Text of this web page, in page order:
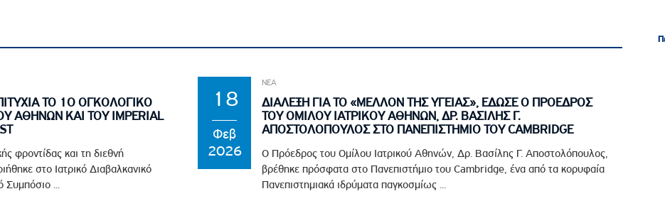
ΤΟ 1Ο ΟΓΚΟΛΟΓΙΚΟ
ΑΘΗΝΩΝ ΚΑΙ ΤΟΥ IMPERIAL
φροντίδας και τη διεθνή
στο Ιατρικό Διαβαλκανικό
Συμπόσιο ...
18
Φεβ
2026
ΝΕΑ
ΔΙΑΛΕΞΗ ΓΙΑ ΤΟ «ΜΕΛΛΟΝ ΤΗΣ ΥΓΕΙΑΣ», ΕΔΩΣΕ Ο ΠΡΟΕΔΡΟΣ
ΤΟΥ ΟΜΙΛΟΥ ΙΑΤΡΙΚΟΥ ΑΘΗΝΩΝ, ΔΡ. ΒΑΣΙΛΗΣ Γ.
ΑΠΟΣΤΟΛΟΠΟΥΛΟΣ ΣΤΟ ΠΑΝΕΠΙΣΤΗΜΙΟ ΤΟΥ CAMBRIDGE
Ο Πρόεδρος του Ομίλου Ιατρικού Αθηνών, Δρ. Βασίλης Γ. Αποστολόπουλος,
βρέθηκε πρόσφατα στο Πανεπιστήμιο του Cambridge, ένα από τα κορυφαία
Πανεπιστημιακά ιδρύματα παγκοσμίως ...